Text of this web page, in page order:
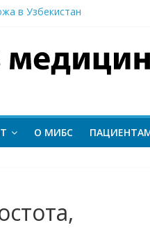
в Узбекистан
медицины: результаты
сердечно-сосудистой
О МИБС